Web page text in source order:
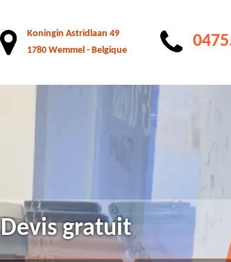
Koningin Astridlaan 49
1780 Wemmel - Belgique
Devis gratuit